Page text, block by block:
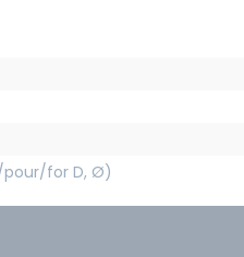
pour/for D, Ø)